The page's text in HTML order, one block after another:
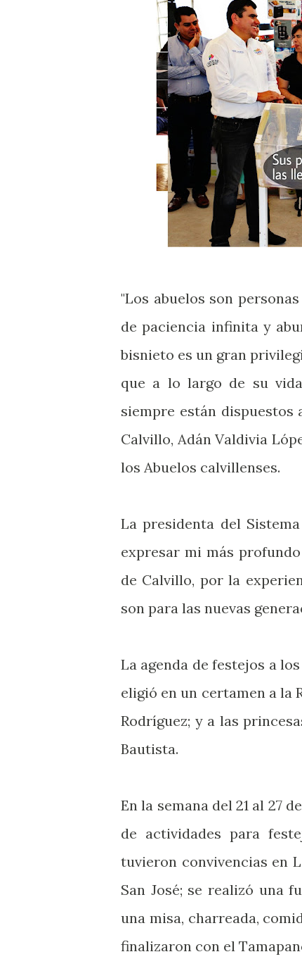
"Los abuelos son
de paciencia infinita y
bisnieto es un gran
que a lo largo de su
siempre están dispuestos
Calvillo, Adán Valdivia
los Abuelos calvillenses.
La presidenta del
expresar mi más
de Calvillo, por la
son para las nuevas
La agenda de festejos a
eligió en un certamen a la
Rodríguez; y a las
Bautista.
En la semana del 21 al 27
de actividades para
tuvieron convivencias en
San José; se realizó una
una misa, charreada,
finalizaron con el